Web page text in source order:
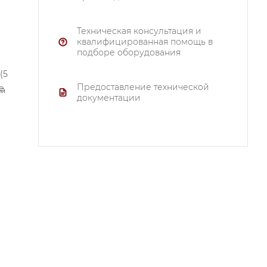
Техническая консультация и
квалифицированная помощь в
подборе оборудования
Предоставление технической
документации